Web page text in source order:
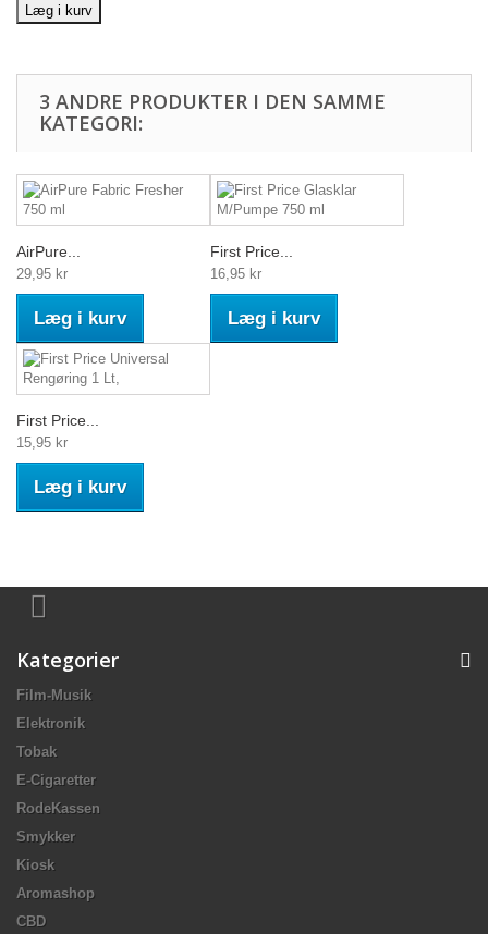
Læg i kurv
3 ANDRE PRODUKTER I DEN SAMME
KATEGORI:
AirPure...
29,95 kr
Læg i kurv
First Price...
16,95 kr
Læg i kurv
First Price...
15,95 kr
Læg i kurv
Kategorier
Film-Musik
Elektronik
Tobak
E-Cigaretter
RodeKassen
Smykker
Kiosk
Aromashop
CBD